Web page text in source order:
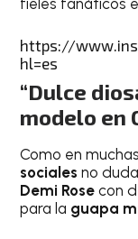
fieles fanáticos
https://
hl=es
“Dulce
modelo en
Como en
sociales no
Demi Rose con
para la guapa